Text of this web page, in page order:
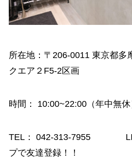
所在地：〒206-0011 東京都多
クエア２F5-2区画
時間 ： 10:00~22:00（年中無休
TEL： 042-313-7955
プで友達登録！！